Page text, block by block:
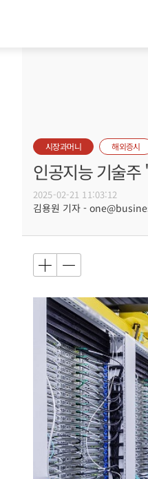
시장과머니 해외증시
인공지능 기술
2025-02-21 11:03:12
김용원 기자 -